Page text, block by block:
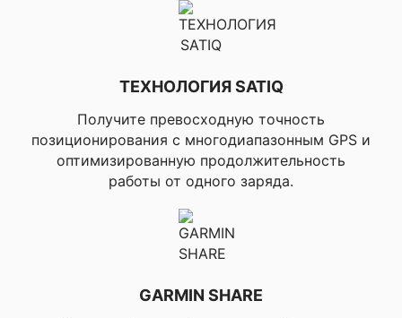
количество
грина/фервея),
▸Garmin Autoshot,
обновление
направления удара,
▸Просмотр грина с
ручным
поля, ▸Таймер
раунда/одометр,
▸Совместимость с
отслеживанием
ТЕХНОЛОГИЯ SATIQ
Получите превосходную точность
позиционирования с многодиапазонным GPS и
оптимизированную продолжительность
работы от одного заряда.
GARMIN SHARE